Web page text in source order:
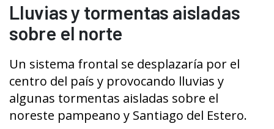
Lluvias y tormentas aisladas
sobre el norte
Un sistema frontal se desplazaría por el
centro del país y provocando lluvias y
algunas tormentas aisladas sobre el
noreste pampeano y Santiago del Estero.